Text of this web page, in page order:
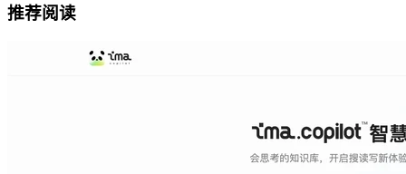
推荐阅读